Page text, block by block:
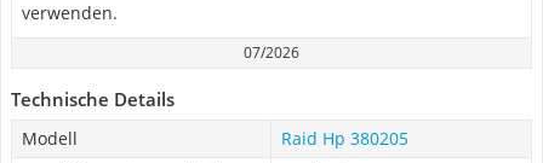
verwenden.
07/2026
Technische Details
Modell
Raid Hp 380205